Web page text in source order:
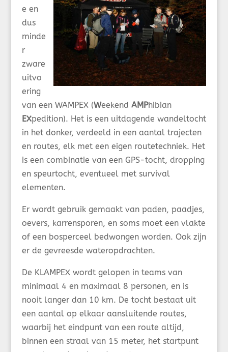
e en
dus
minde
r
zware
uitvo
ering
van een WAMPEX (Weekend AMPhibian
EXpedition). Het is een uitdagende wandeltocht
in het donker, verdeeld in een aantal trajecten
en routes, elk met een eigen routetechniek. Het
is een combinatie van een GPS-tocht, dropping
en speurtocht, eventueel met survival
elementen.
Er wordt gebruik gemaakt van paden, paadjes,
oevers, karrensporen, en soms moet een vlakte
of een bosperceel bedwongen worden. Ook zijn
er de gevreesde wateropdrachten.
De KLAMPEX wordt gelopen in teams van
minimaal 4 en maximaal 8 personen, en is
nooit langer dan 10 km. De tocht bestaat uit
een aantal op elkaar aansluitende routes,
waarbij het eindpunt van een route altijd,
binnen een straal van 15 meter, het startpunt